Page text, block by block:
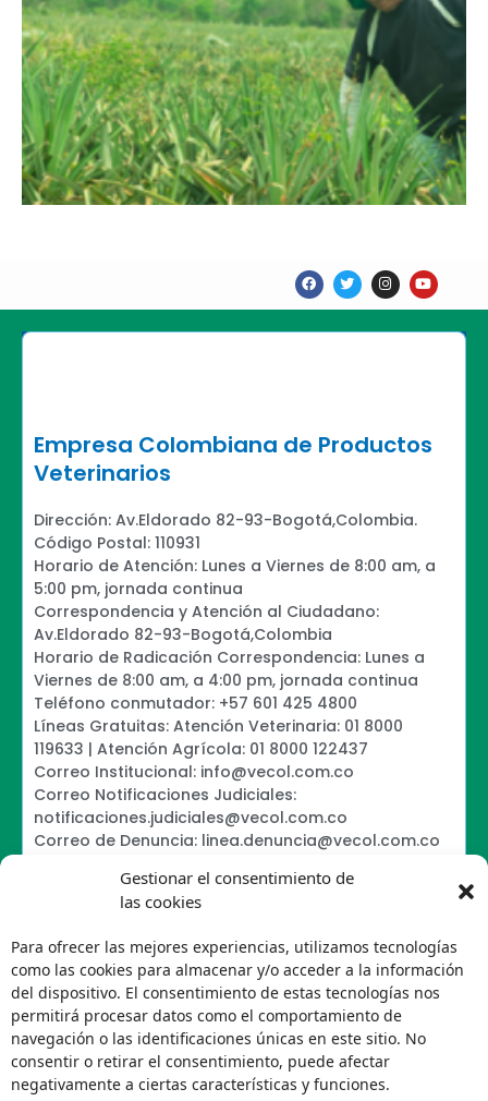
Gestionar el consentimiento de
las cookies
Para ofrecer las mejores experiencias, utilizamos tecnologías
como las cookies para almacenar y/o acceder a la información
del dispositivo. El consentimiento de estas tecnologías nos
permitirá procesar datos como el comportamiento de
navegación o las identificaciones únicas en este sitio. No
consentir o retirar el consentimiento, puede afectar
negativamente a ciertas características y funciones.
F
a
c
b
T
w
i
t
I
n
s
a
Y
o
u
u
Empresa Colombiana de Productos
Veterinarios
Dirección: Av.Eldorado 82-93-Bogotá,Colombia.
Código Postal: 110931
Horario de Atención: Lunes a Viernes de 8:00 am, a
5:00 pm, jornada continua
Correspondencia y Atención al Ciudadano:
Av.Eldorado 82-93-Bogotá,Colombia
Horario de Radicación Correspondencia: Lunes a
Viernes de 8:00 am, a 4:00 pm, jornada continua
Teléfono conmutador: +57 601 425 4800
Líneas Gratuitas: Atención Veterinaria: 01 8000
119633 | Atención Agrícola: 01 8000 122437
Correo Institucional: info@vecol.com.co
Correo Notificaciones Judiciales:
notificaciones.judiciales@vecol.com.co
Correo de Denuncia: linea.denuncia@vecol.com.co
Política de Términos y Condiciones de Uso
Política de Tratamiento de Datos Personales VECOL
S.A
Política de Derechos de Autor y Uso sobre los
Contenidos
Política Editorial de la Sede Electrónica
Encuesta de usabilidad